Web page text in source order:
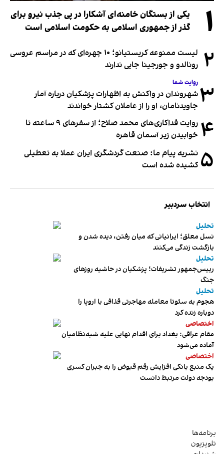
۱
یکی از بستگان خامنه‌ای آشکارا در پی جذب نیرو برای
گذر از جمهوری اسلامی به حکومت اسلامی است
۲
لیست ممنوعه کریستیانو؛ ۱۰ چهره‌ای که در مراسم عروسی
رونالدو و جورجینا جایی ندارند
۳ روایت شما
شهروندان در واکنش به اظهارات پزشکیان درباره آمار
جاویدنامان، او را از عاملان کشتار خواندند
۴
روایت فداکاری‌های محمد صلاح؛ از سفرهای ۹ ساعته تا
خوابیدن زیر آسمان قاهره
۵ نشریه پیام ما: صنعت گردشگری ایران عملا به تعطیلی
کشیده شده است
انتخاب سردبیر
تحلیل
نسل معلق؛ ایرانیانی که میان رفتن، دیده شدن و
بازگشت زندگی می‌کنند
تحلیل
رییس‌جمهور تشریفات؛ پزشکیان در حاشیه روزهای
جنگ
تحلیل
هجوم به سئوتا معامله مهاجرتی قذافی با اروپا را
دوباره زنده کرد
اختصاصی
مقام عراقی: بغداد برای اقدام نهایی علیه شبه‌نظامیان
آماده می‌شود
اختصاصی
یک منبع بانکی افزایش رقم قبوض را به جبران کسری
بودجه دولت مرتبط دانست
برنامه‌ها
تلویزیون